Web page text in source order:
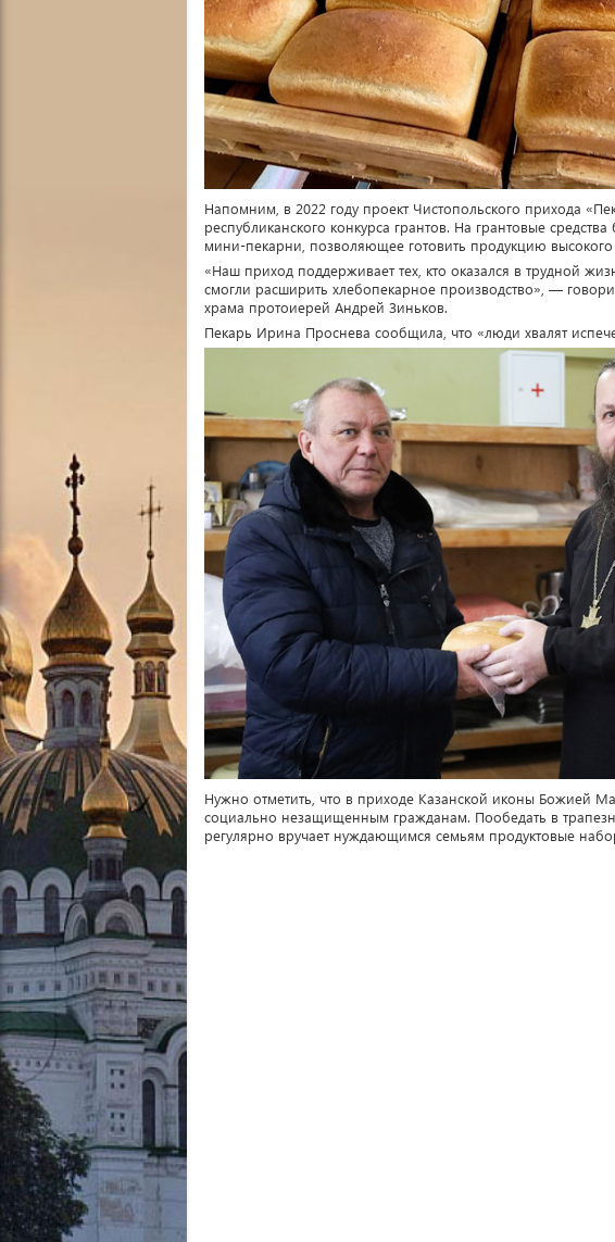
Напомним, в 2022 году проект Чистопольского прихода
республиканского конкурса грантов. На грантовые
мини-пекарни, позволяющее готовить продукцию высокого
«Наш приход поддерживает тех, кто оказался в трудной
смогли расширить хлебопекарное производство», —
храма протоиерей Андрей Зиньков.
Пекарь Ирина Проснева сообщила, что «люди хвалят
Нужно отметить, что в приходе Казанской иконы Божией
социально незащищенным гражданам. Пообедать в
регулярно вручает нуждающимся семьям продуктовые